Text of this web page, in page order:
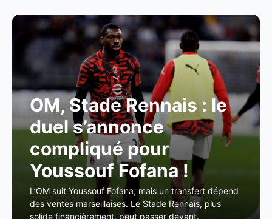
OM, Stade Rennais : le
duel s’annonce
compliqué pour
Youssouf Fofana !
L’OM suit Youssouf Fofana, mais un transfert dépend
des ventes marseillaises. Le Stade Rennais, plus
solide financièrement, peut passer devant.